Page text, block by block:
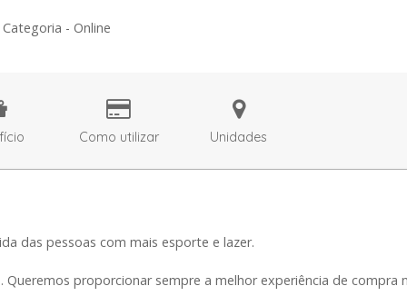
Categoria - Online
Como utilizar Unidades
das pessoas com mais esporte e lazer.
proporcionar sempre a melhor experiência de compra